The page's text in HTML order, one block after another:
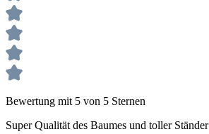
Bewertung mit 5 von 5 Sternen
Super Qualität des Baumes und toller Ständer